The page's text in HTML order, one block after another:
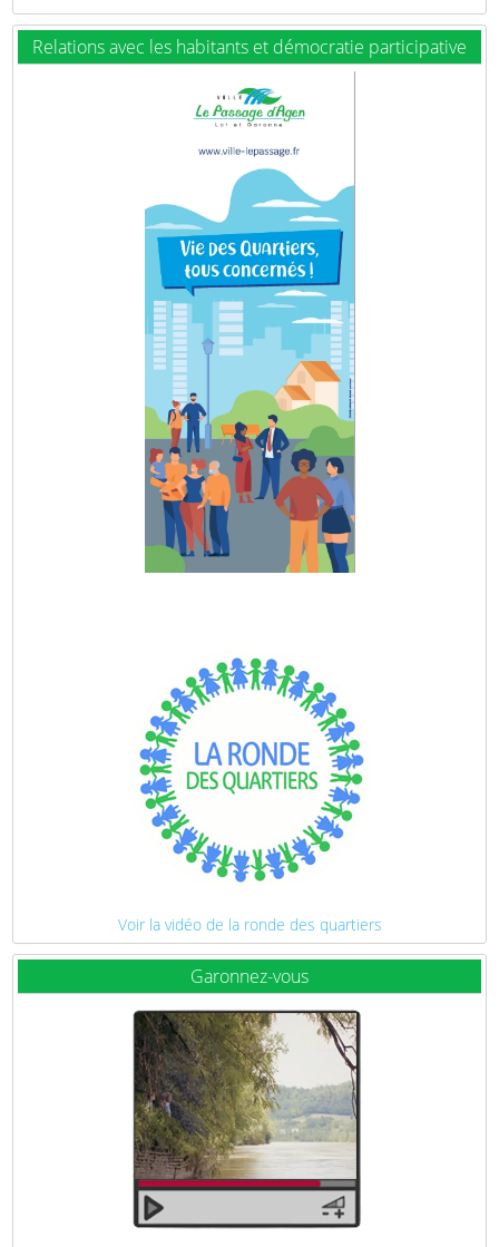
Relations avec les habitants et démocratie participative
Voir la vidéo de la ronde des quartiers
Garonnez-vous